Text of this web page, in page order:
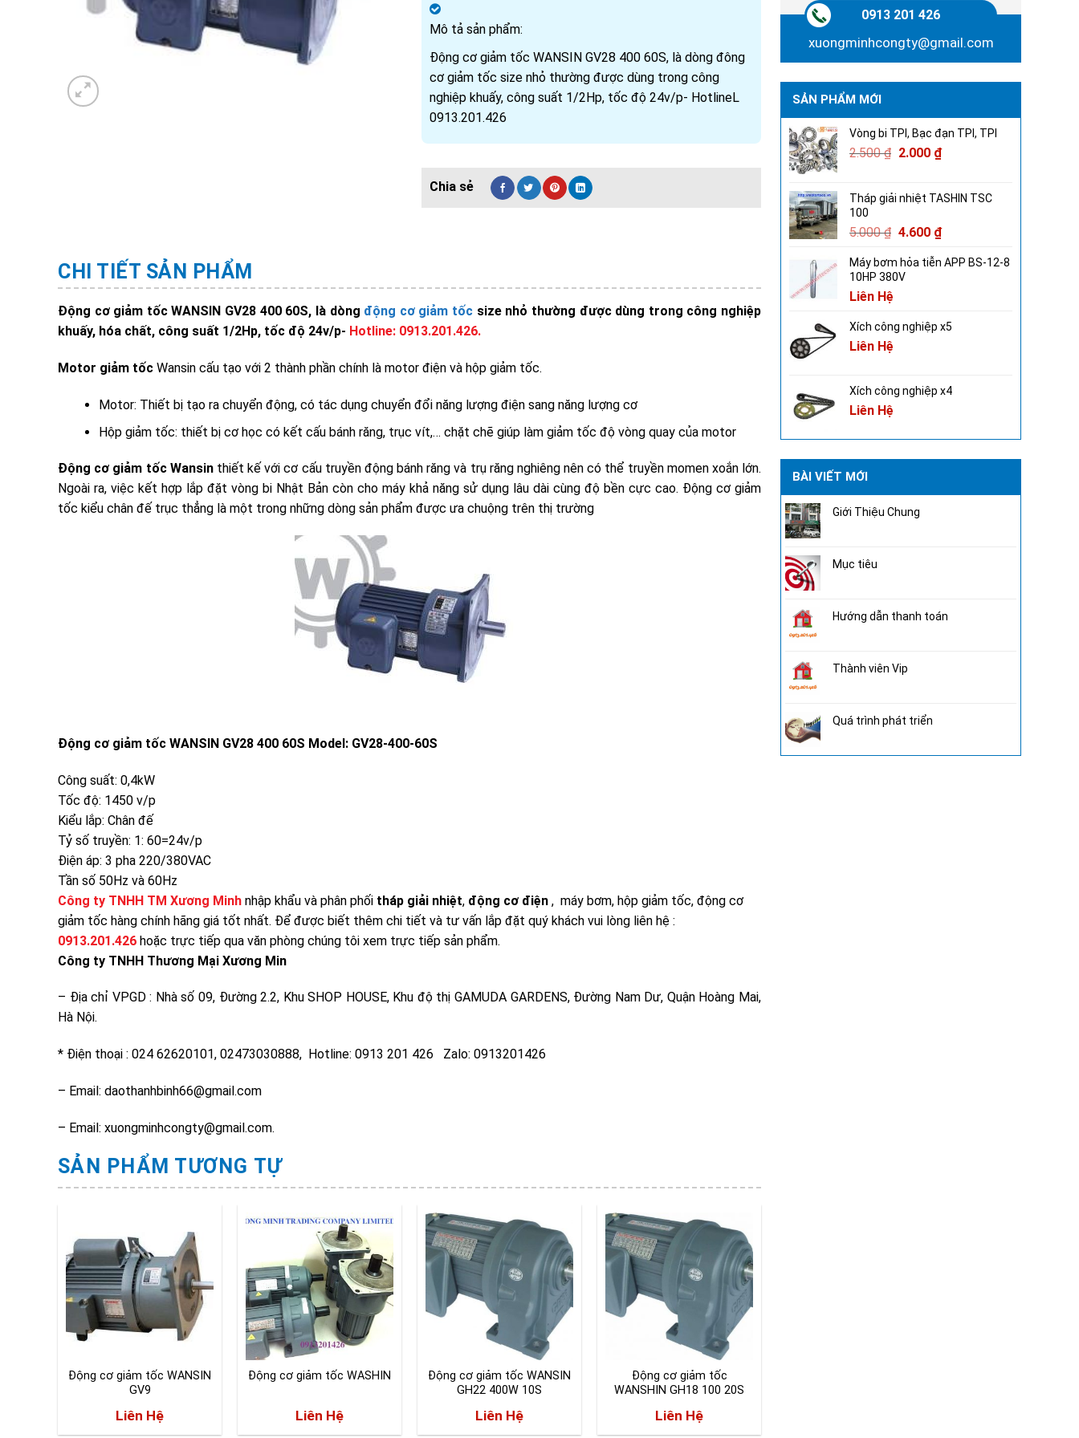
0913 201 426
xuongminhcongty@gmail.com
SẢN PHẨM MỚI
Vòng bi TPI, Bạc đạn TPI, TPI
2.500₫ 2.000 ₫
Tháp giải nhiệt TASHIN TSC
100
5.000₫ 4.600 ₫
Máy bơm hỏa tiễn APP BS-12-8
10HP 380V
Liên Hệ
Xích công nghiệp x5
Liên Hệ
Xích công nghiệp x4
Liên Hệ
BÀI VIẾT MỚI
Giới Thiệu Chung
Mục tiêu
Hướng dẫn thanh toán
Thành viên Vip
Quá trình phát triển
Mô tả sản phẩm:
Động cơ giảm tốc WANSIN GV28 400 60S, là dòng đông
cơ giảm tốc size nhỏ thường được dùng trong công
nghiệp khuấy, công suất 1/2Hp, tốc độ 24v/p- HotlineL
0913.201.426
CHI TIẾT SẢN PHẨM
Động cơ giảm tốc WANSIN GV28 400 60S, là dòng động cơ giảm tốc size nhỏ thường được dùng trong công nghiệp
khuấy, hóa chất, công suất 1/2Hp, tốc độ 24v/p- Hotline: 0913.201.426.
Motor giảm tốc Wansin cấu tạo với 2 thành phần chính là motor điện và hộp giảm tốc.
Motor: Thiết bị tạo ra chuyển động, có tác dụng chuyển đổi năng lượng điện sang năng lượng cơ
Hộp giảm tốc: thiết bị cơ học có kết cấu bánh răng, trục vít,… chặt chẽ giúp làm giảm tốc độ vòng quay của motor
Động cơ giảm tốc Wansinthiết kế với cơ cấu truyền động bánh răng và trụ răng nghiêng nên có thể truyền momen xoắn lớn.
Ngoài ra, việc kết hợp lắp đặt vòng bi Nhật Bản còn cho máy khả năng sử dụng lâu dài cùng độ bền cực cao. Động cơ giảm
tốc kiểu chân đế trục thẳng là một trong những dòng sản phẩm được ưa chuộng trên thị trường
Động cơ giảm tốc WANSIN GV28 400 60S Model: GV28-400-60S
Công suất: 0,4kW
Tốc độ: 1450 v/p
Kiểu lắp: Chân đế
Tỷ số truyền: 1: 60=24v/p
Điện áp: 3 pha 220/380VAC
Tần số 50Hz và 60Hz
Công ty TNHH TM Xương Minh nhập khẩu và phân phối tháp giải nhiệt, động cơ điện , máy bơm, hộp giảm tốc, động cơ
giảm tốc hàng chính hãng giá tốt nhất. Để được biết thêm chi tiết và tư vấn lắp đặt quý khách vui lòng liên hệ :
0913.201.426 hoặc trực tiếp qua văn phòng chúng tôi xem trực tiếp sản phẩm.
Công ty TNHH Thương Mại Xương Min
– Địa chỉ VPGD : Nhà số 09, Đường 2.2, Khu SHOP HOUSE, Khu độ thị GAMUDA GARDENS, Đường Nam Dư, Quận Hoàng Mai,
Hà Nội.
* Điện thoại : 024 62620101, 02473030888, Hotline: 0913 201 426 Zalo: 0913201426
– Email: daothanhbinh66@gmail.com
– Email: xuongminhcongty@gmail.com.
SẢN PHẨM TƯƠNG TỰ
Động cơ giảm tốc WANSIN
GV9
Liên Hệ
Động cơ giảm tốc WASHIN
Liên Hệ
Động cơ giảm tốc WANSIN
GH22 400W 10S
Liên Hệ
Động cơ giảm tốc
WANSHIN GH18 100 20S
Liên Hệ